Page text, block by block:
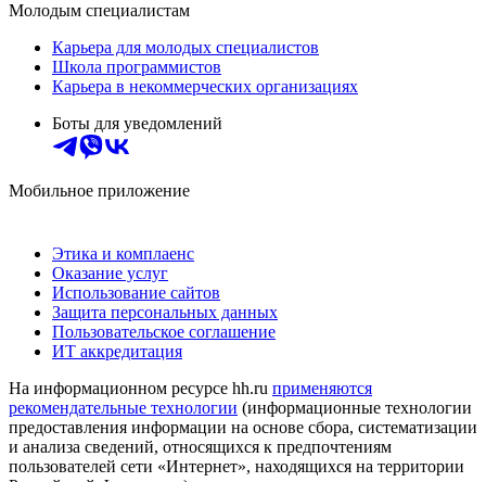
Молодым специалистам
Карьера для молодых специалистов
Школа программистов
Карьера в некоммерческих организациях
Боты для уведомлений
Мобильное приложение
Этика и комплаенс
Оказание услуг
Использование сайтов
Защита персональных данных
Пользовательское соглашение
ИТ аккредитация
На информационном ресурсе hh.ru применяются
рекомендательные технологии (информационные технологии
предоставления информации на основе сбора, систематизации
и анализа сведений, относящихся к предпочтениям
пользователей сети «Интернет», находящихся на территории